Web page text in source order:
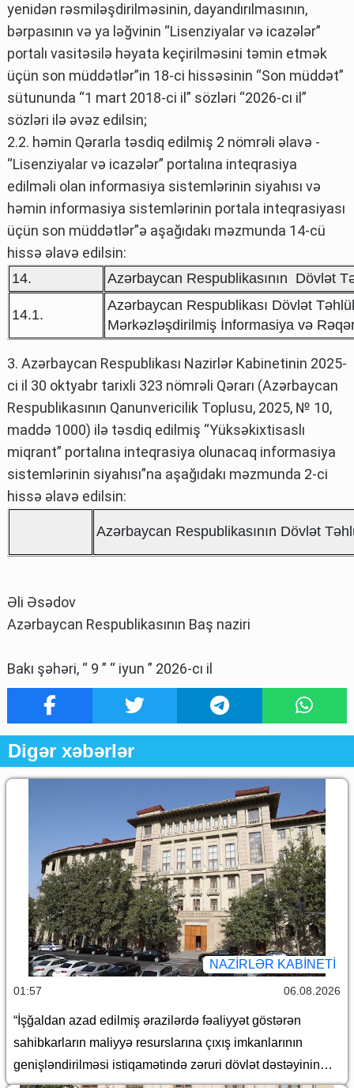
yenidən rəsmiləşdirilməsinin, dayandırılmasının,
bərpasının və ya ləğvinin “Lisenziyalar və icazələr”
portalı vasitəsilə həyata keçirilməsini təmin etmək
üçün son müddətlər”in 18-ci hissəsinin “Son müddət”
sütununda “1 mart 2018-ci il” sözləri “2026-cı il”
sözləri ilə əvəz edilsin;
2.2. həmin Qərarla təsdiq edilmiş 2 nömrəli əlavə -
“Lisenziyalar və icazələr” portalına inteqrasiya
edilməli olan informasiya sistemlərinin siyahısı və
həmin informasiya sistemlərinin portala inteqrasiyası
üçün son müddətlər”ə aşağıdakı məzmunda 14-cü
hissə əlavə edilsin:
14. Azərbaycan Respublikasının Dövlət
14.1.
Azərbaycan Respublikası Dövlət
Mərkəzləşdirilmiş İnformasiya və
3. Azərbaycan Respublikası Nazirlər Kabinetinin 2025-
ci il 30 oktyabr tarixli 323 nömrəli Qərarı (Azərbaycan
Respublikasının Qanunvericilik Toplusu, 2025, № 10,
maddə 1000) ilə təsdiq edilmiş “Yüksəkixtisaslı
miqrant” portalına inteqrasiya olunacaq informasiya
sistemlərinin siyahısı”na aşağıdakı məzmunda 2-ci
hissə əlavə edilsin:
Azərbaycan Respublikasının Dövlət
Əli Əsədov
Azərbaycan Respublikasının Baş naziri
Bakı şəhəri, “ 9 ” “ iyun ” 2026-cı il
Digər xəbərlər
NAZIRLƏR KABINETI
01:57 06.08.2026
“İşğaldan azad edilmiş ərazilərdə fəaliyyət göstərən
sahibkarların maliyyə resurslarına çıxış imkanlarının
genişləndirilməsi istiqamətində zəruri dövlət dəstəyinin